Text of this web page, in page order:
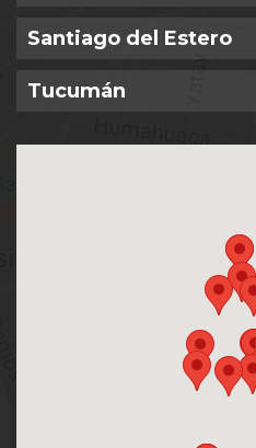
Santiago del Estero
Tucumán